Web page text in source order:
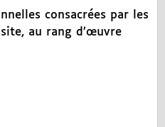
consacrées par les
au rang d’œuvre